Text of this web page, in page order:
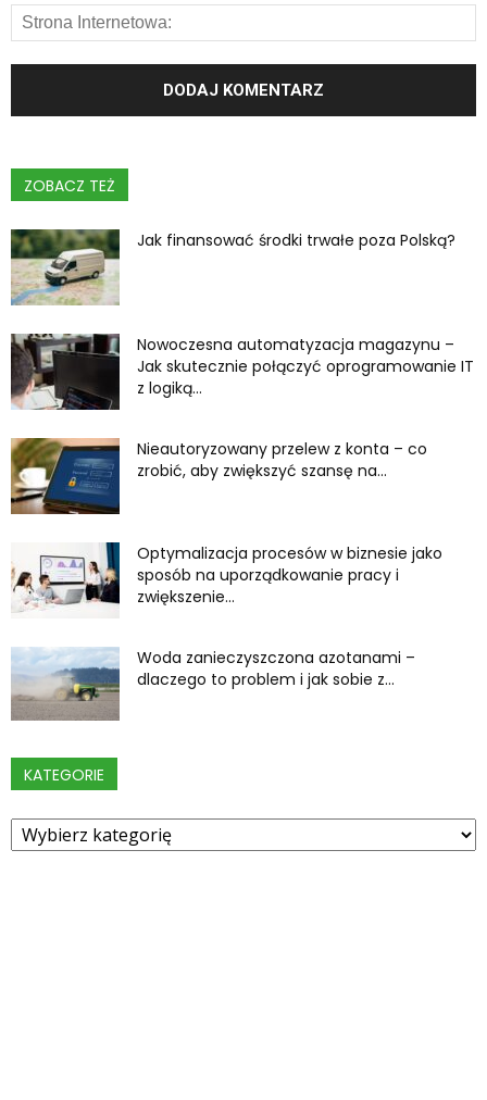
ZOBACZ TEŻ
Jak finansować środki trwałe poza Polską?
Nowoczesna automatyzacja magazynu –
Jak skutecznie połączyć oprogramowanie IT
z logiką...
Nieautoryzowany przelew z konta – co
zrobić, aby zwiększyć szansę na...
Optymalizacja procesów w biznesie jako
sposób na uporządkowanie pracy i
zwiększenie...
Woda zanieczyszczona azotanami –
dlaczego to problem i jak sobie z...
KATEGORIE
Kategorie